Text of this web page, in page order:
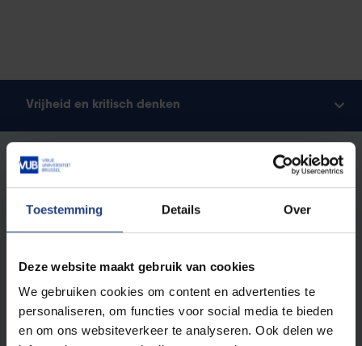
Toestemming Details Over
Deze website maakt gebruik van cookies
We gebruiken cookies om content en advertenties te
personaliseren, om functies voor social media te bieden
en om ons websiteverkeer te analyseren. Ook delen we
Vrijheid en kritisch denken
Vrijheid is voor de Vrije Universiteit Brussel
vrijheid van denken:
kritisch in vraag te stellen. Zonder vooroordelen of
vooraf bepaalde insteek.
waarheden. We bestuderen de steeds veranderende
werkelijkheid volgens de principes van ‘vrij
onderzoek’: vrij van religie, ideologie en